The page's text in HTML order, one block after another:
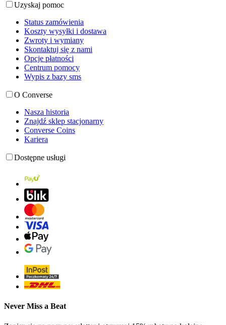
Uzyskaj pomoc
Status zamówienia
Koszty wysyłki i dostawa
Zwroty i wymiany
Skontaktuj się z nami
Opcje płatności
Centrum pomocy
Wypis z bazy sms
O Converse
Nasza historia
Znajdź sklep stacjonarny
Converse Coins
Kariera
Dostępne usługi
Never Miss a Beat